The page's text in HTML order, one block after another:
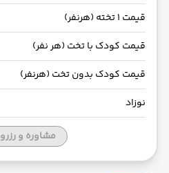
قیمت 1 تخته (هرنفر)
قیمت کودک با تخت (هر نفر)
قیمت کودک بدون تخت (هرنفر)
نوزاد
مشاوره و